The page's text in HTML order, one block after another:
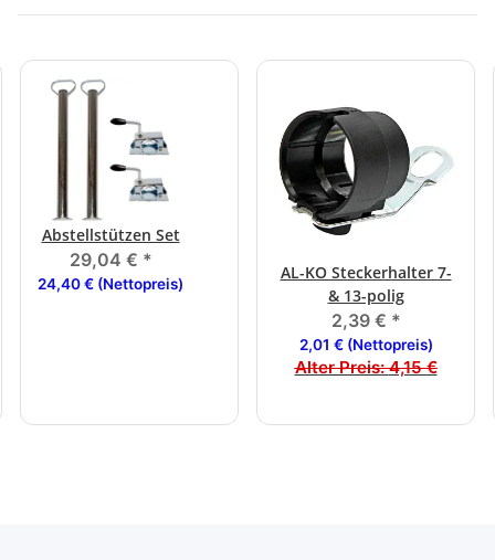
Abstellstützen Set
29,04 € *
24,40 € (Nettopreis)
AL-KO Steckerhalter 7-
& 13-polig
2,39 € *
2,01 € (Nettopreis)
Alter Preis:4,15 €